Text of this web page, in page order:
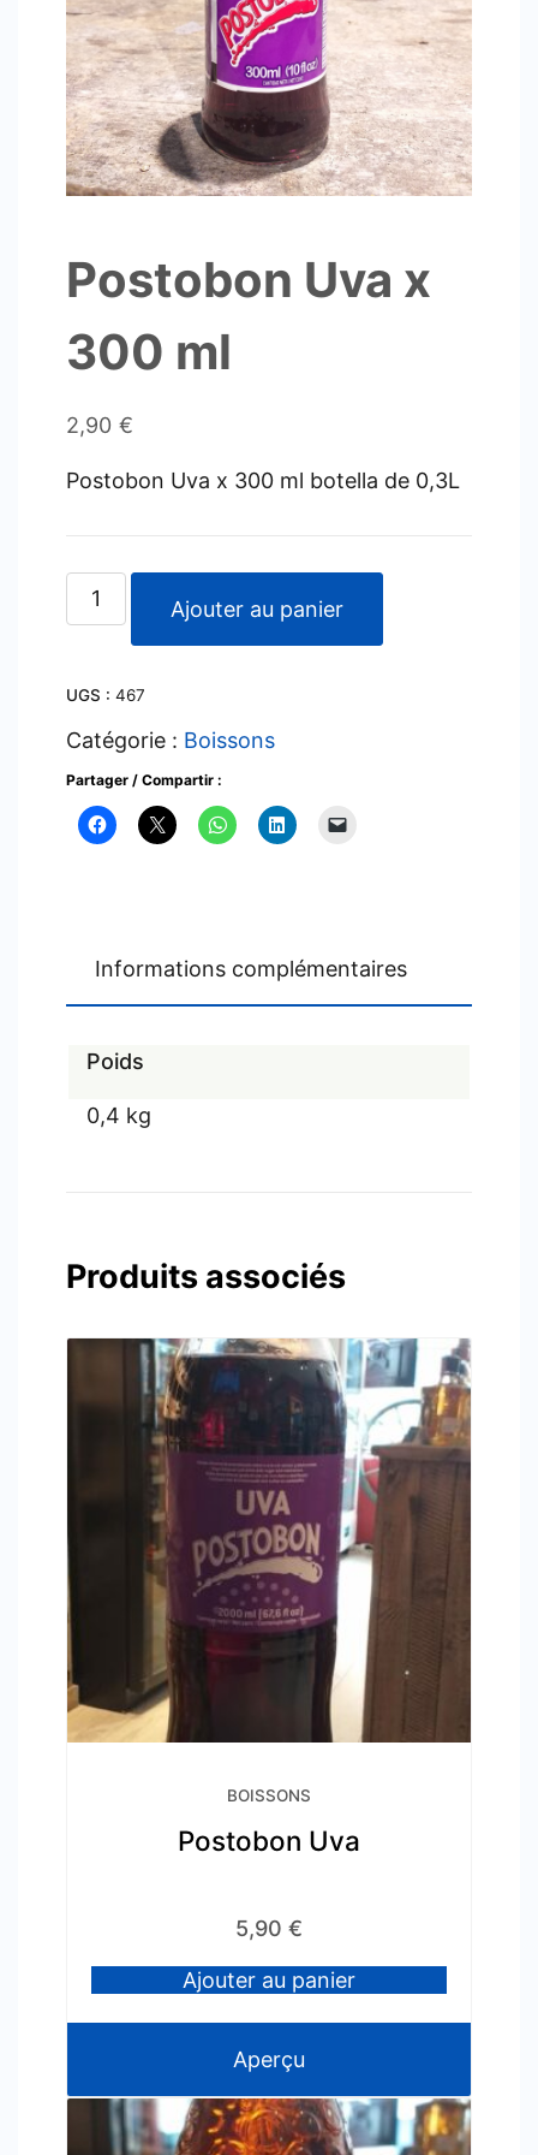
Postobon Uva x
300 ml
2,90 €
Postobon Uva x 300 ml botella de 0,3L
quantité
de
Uva
x
300
ml
Ajouter au panier
UGS : 467
Catégorie : Boissons
Partager / Compartir :
Informations complémentaires
Poids
0,4 kg
Produits associés
BOISSONS
Postobon Uva
5,90 €
Ajouter au panier
Aperçu